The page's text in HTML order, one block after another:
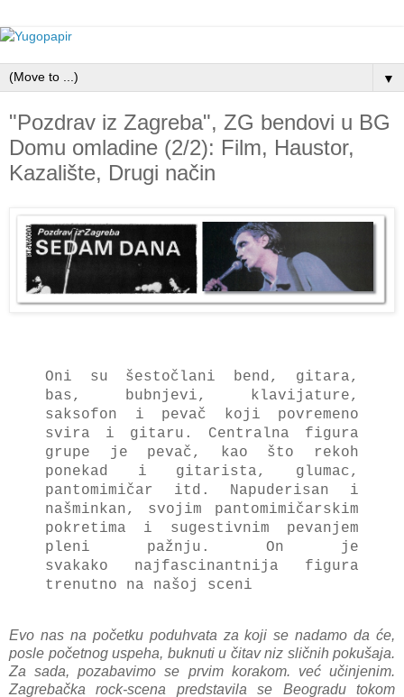
▼
"Pozdrav iz Zagreba", ZG bendovi u BG
Domu omladine (2/2): Film, Haustor,
Kazalište, Drugi način
Oni su šestočlani bend, gitara,
bas, bubnjevi, klavijature,
saksofon i pevač koji povremeno
svira i gitaru. Centralna figura
grupe je pevač, kao što rekoh
ponekad i gitarista, glumac,
pantomimičar itd. Napuderisan i
našminkan, svojim pantomimičarskim
pokretima i sugestivnim pevanjem
pleni pažnju.On je
svakako
najfascinantnija figura
trenutno na našoj sceni
Evo nas na početku poduhvata za koji se nadamo da će,
posle početnog uspeha, buknuti u čitav niz sličnih pokušaja.
Za sada, pozabavimo se prvim korakom. već učinjenim.
Zagrebačka rock-scena predstavila se Beogradu tokom